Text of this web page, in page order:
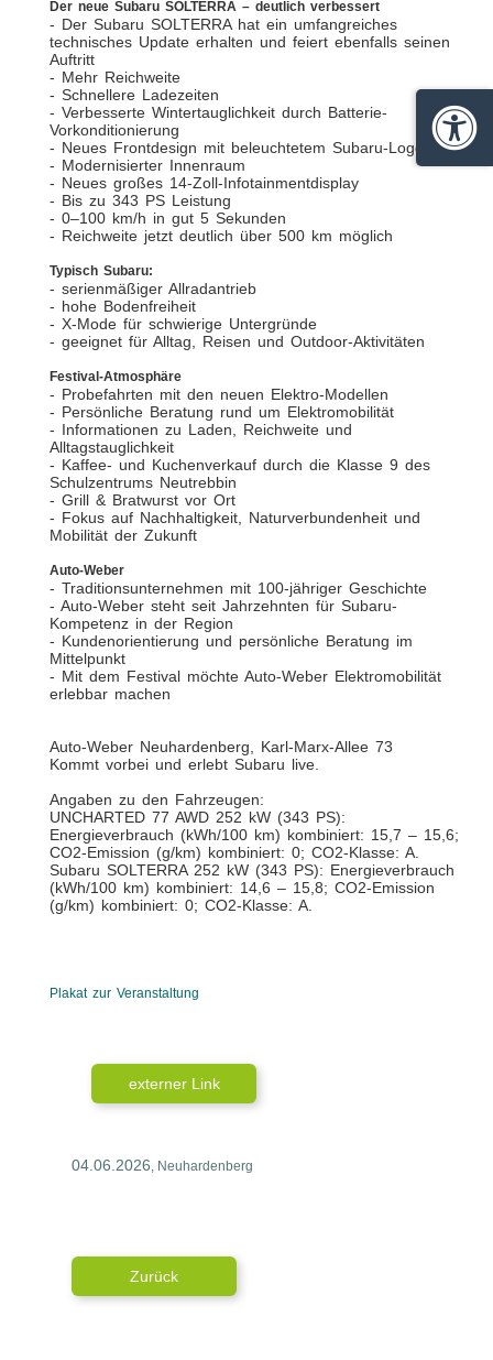
Der neue Subaru SOLTERRA – deutlich verbessert
- Der Subaru SOLTERRA hat ein umfangreiches
technisches Update erhalten und feiert ebenfalls seinen
Auftritt
- Mehr Reichweite
- Schnellere Ladezeiten
- Verbesserte Wintertauglichkeit durch Batterie-
Vorkonditionierung
- Neues Frontdesign mit beleuchtetem Subaru-Logo
- Modernisierter Innenraum
- Neues großes 14-Zoll-Infotainmentdisplay
- Bis zu 343 PS Leistung
- 0–100 km/h in gut 5 Sekunden
- Reichweite jetzt deutlich über 500 km möglich
Typisch Subaru:
- serienmäßiger Allradantrieb
- hohe Bodenfreiheit
- X-Mode für schwierige Untergründe
- geeignet für Alltag, Reisen und Outdoor-Aktivitäten
Festival-Atmosphäre
- Probefahrten mit den neuen Elektro-Modellen
- Persönliche Beratung rund um Elektromobilität
- Informationen zu Laden, Reichweite und
Alltagstauglichkeit
- Kaffee- und Kuchenverkauf durch die Klasse 9 des
Schulzentrums Neutrebbin
- Grill & Bratwurst vor Ort
- Fokus auf Nachhaltigkeit, Naturverbundenheit und
Mobilität der Zukunft
Auto-Weber
- Traditionsunternehmen mit 100-jähriger Geschichte
- Auto-Weber steht seit Jahrzehnten für Subaru-
Kompetenz in der Region
- Kundenorientierung und persönliche Beratung im
Mittelpunkt
- Mit dem Festival möchte Auto-Weber Elektromobilität
erlebbar machen
Auto-Weber Neuhardenberg, Karl-Marx-Allee 73
Kommt vorbei und erlebt Subaru live.
Angaben zu den Fahrzeugen:
UNCHARTED 77 AWD 252 kW (343 PS):
Energieverbrauch (kWh/100 km) kombiniert: 15,7 – 15,6;
CO2-Emission (g/km) kombiniert: 0; CO2-Klasse: A.
Subaru SOLTERRA 252 kW (343 PS): Energieverbrauch
(kWh/100 km) kombiniert: 14,6 – 15,8; CO2-Emission
(g/km) kombiniert: 0; CO2-Klasse: A.
Plakat zur Veranstaltung
externer Link
04.06.2026, Neuhardenberg
Zurück